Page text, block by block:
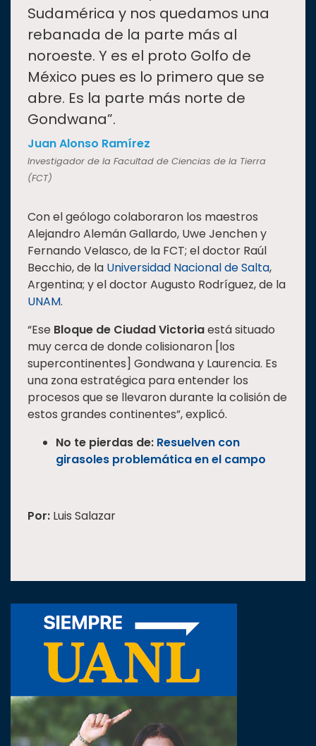
Sudamérica y nos quedamos una
rebanada de la parte más al
noroeste. Y es el proto Golfo de
México pues es lo primero que se
abre. Es la parte más norte de
Gondwana”.
Juan Alonso Ramírez
Investigador de la Facultad de Ciencias de la Tierra
(FCT)
Con el geólogo colaboraron los maestros
Alejandro Alemán Gallardo, Uwe Jenchen y
Fernando Velasco, de la FCT; el doctor Raúl
Becchio, de la Universidad Nacional de Salta,
Argentina; y el doctor Augusto Rodríguez, de la
UNAM.
“Ese Bloque de Ciudad Victoriaestá situado
muy cerca de donde colisionaron [los
supercontinentes] Gondwana y Laurencia. Es
una zona estratégica para entender los
procesos que se llevaron durante la colisión de
estos grandes continentes”, explicó.
No te pierdas de: Resuelven con
girasoles problemática en el campo
Por: Luis Salazar